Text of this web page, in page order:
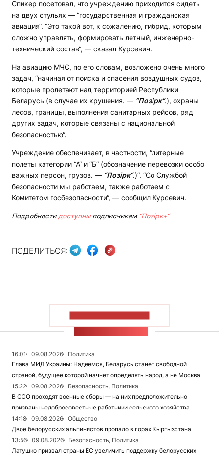
Спикер посетовал, что учреждению приходится сидеть
на двух стульях — “государственная и гражданская
авиация“. “Это такой вот, к сожалению, гибрид, которым
сложно управлять, формировать летный, инженерно-
технический состав“, — сказал Курсевич.
На авиацию МЧС, по его словам, возложено очень много
задач, “начиная от поиска и спасения воздушных судов,
которые пролетают над территорией Республики
Беларусь (в случае их крушения. — “Позірк“.), охраны
лесов, границы, выполнения санитарных рейсов, ряд
других задач, которые связаны с национальной
безопасностью“.
Учреждение обеспечивает, в частности, “литерные
полеты категории “А“ и “Б“ (обозначение перевозки особо
важных персон, грузов. — “Позірк“.)“. “Со Службой
безопасности мы работаем, также работаем с
Комитетом госбезопасности“, — сообщил Курсевич.
Подробности доступныподписчикам “Позірк+“
ПОДЕЛИТЬСЯ:
16:01 09.08.2026
Политика
Глава МИД Украины: Надеемся, Беларусь станет свободной
страной, будущее которой начнет определять народ, а не Москва
15:22
09.08.2026
Безопасность, Политика
В ССО проходят военные сборы — на них предположительно
призваны недобросовестные работники сельского хозяйства
14:18
09.08.2026
Общество
Двое белорусских альпинистов пропало в горах Кыргызстана
13:56
09.08.2026
Безопасность, Политика
Латушко призвал страны ЕС увеличить поддержку белорусских